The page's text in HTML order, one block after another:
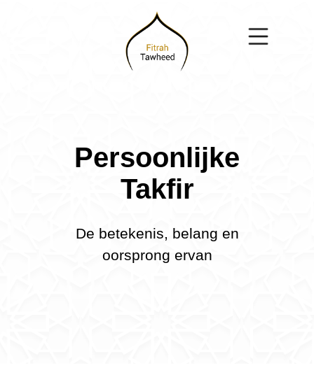
Persoonlijke
Takfir
De betekenis, belang en
oorsprong ervan